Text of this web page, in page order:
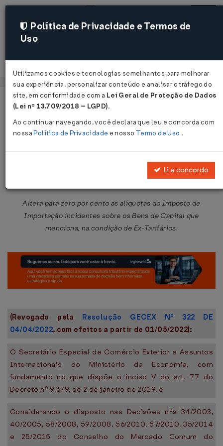
Acessar
Página Inicial Legislações
Portaria SECEX Nº 220 DE
Altera para zero por cento as alíquotas do Imposto de
Importação incidentes sobre os Bens de Capital que
menciona, na condição de Ex-Tarifários.
(Revogado pela Resolução GECEX Nº 322 DE
04/04/2022, com efeitos a partir de 01/05/2022):
O Secretário Especial de Comércio Exterior e Assuntos
Internacionais do Ministério da Economia, com
fundamento no que dispõe o inciso V do art. 77 do
Decreto nº 9.679, de 2 de janeiro de 2019, e
Considerando o disposto nas Decisões nºs 34/2003,
40/2005, 58/2008, 59/2008, 56/2010, 57/2010, 35/2014
e 25/2015 do Conselho do Mercado Comum do
Política de Privacidade e Termos de
Uso
Utilizamos cookies e tecnologias semelhantes para melhorar
sua experiência, personalizar conteúdo e analisar o tráfego do
site, em conformidade com a Lei Geral de Proteção de Dados
(Lei nº 13.709/2018 – LGPD).
Ao continuar navegando, você declara que leu e concorda com
nossaPolítica de Privacidade e nosso Termo de Uso .
Li e concordo